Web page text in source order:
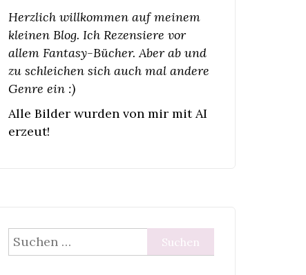
Herzlich willkommen auf meinem
kleinen Blog. Ich Rezensiere vor
allem Fantasy-Bücher. Aber ab und
zu schleichen sich auch mal andere
Genre ein :)
Alle Bilder wurden von mir mit AI
erzeut!
Suchen
nach: